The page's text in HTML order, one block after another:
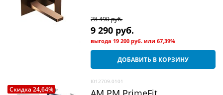
28 490 руб.
9 290 руб.
выгода 19 200 руб. или67,39%
ДОБАВИТЬ В КОРЗИНУ
Скидка 24,64%
I012709.0101